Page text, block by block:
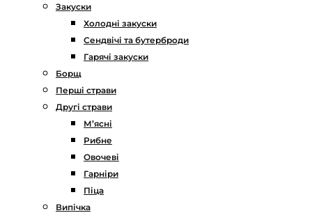
Закуски
Холодні закуски
Сендвічі та бутерброди
Гарячі закуски
Борщ
Перші страви
Другі страви
М’ясні
Рибне
Овочеві
Гарніри
Піца
Випічка